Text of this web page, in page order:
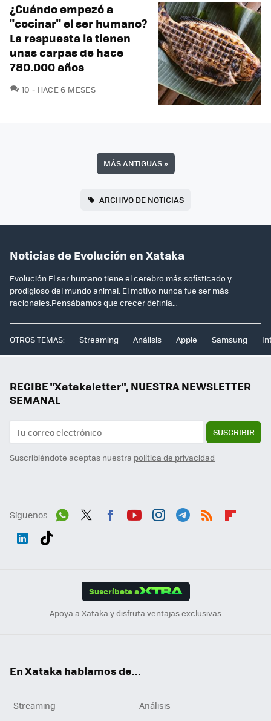
¿Cuándo empezó a
"cocinar" el ser humano?
La respuesta la tienen
unas carpas de hace
780.000 años
10 COMENTARIOS
HACE 6 MESES
MÁS ANTIGUAS»
ARCHIVO DE NOTICIAS
Noticias de Evolución en Xataka
Evolución:El ser humano tiene el cerebro más sofisticado y
prodigioso del mundo animal. El motivo nunca fue ser más
racionales.Pensábamos que crecer definía...
OTROS TEMAS: Streaming Análisis Apple Samsung
RECIBE "Xatakaletter", NUESTRA NEWSLETTER
SEMANAL
SUSCRIBIR
Suscribiéndote aceptas nuestra política de privacidad
Síguenos
Suscríbete a
Apoya a Xataka y disfruta ventajas exclusivas
En Xataka hablamos de...
Streaming
Análisis